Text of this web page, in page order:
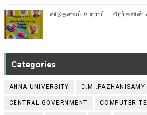
விடுதலைப் போராட்ட வீரர்களின்
Categories
ANNA UNIVERSITY C.M .PAZHANISAMY
CENTRAL GOVERNMENT COMPUTER